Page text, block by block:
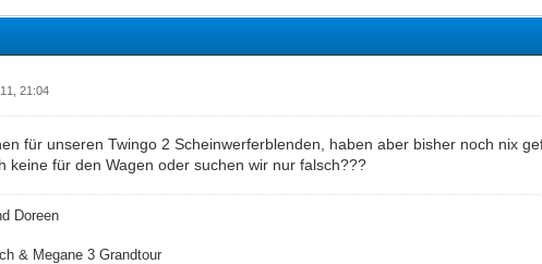
21:04
für unseren Twingo 2 Scheinwerferblenden, haben aber bisher noch nix
keine für den Wagen oder suchen wir nur falsch???
Doreen
& Megane 3 Grandtour